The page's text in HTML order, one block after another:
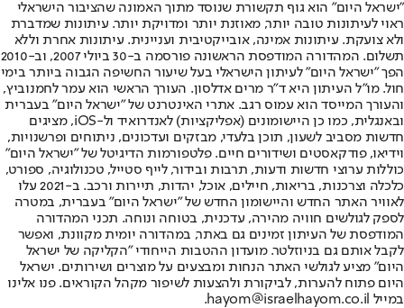
"ישראל היום" הוא גוף תקשורת שנוסד מתוך האמונה שהציבור הישראלי
ראוי לעיתונות טובה יותר, מאוזנת יותר ומדויקת יותר. עיתונות שמדברת
ולא צועקת. עיתונות אמינה, אובייקטיבית ועניינית. עיתונות אחרת וללא
תשלום. המהדורה המודפסת הראשונה פורסמה ב-30 ביולי 2007, וב-2010
הפך "ישראל היום" לעיתון הישראלי בעל שיעור החשיפה הגבוה ביותר בימי
חול. מו"ל העיתון היא ד"ר מרים אדלסון. העורך הראשי הוא עמר לחמנוביץ,
והעורך המייסד הוא עמוס רגב. אתרי האינטרנט של "ישראל היום" בעברית
ובאנגלית, כמו כן היישומונים (אפליקציות) לאנדרואיד ול-iOS, מציגים
חדשות מסביב לשעון, תוכן בלעדי, מבזקים ועדכונים, ניתוחים ופרשנויות,
וידיאו, פודקאסטים ושידורים חיים. פלטפורמות הדיגיטל של "ישראל היום"
כוללות ערוצי חדשות ודעות, תרבות ובידור, לייף סטייל, טכנולוגיה, ספורט,
כלכלה וצרכנות, בריאות, חיילים, אוכל, יהדות, תיירות ורכב. ב-2021 עלו
לאוויר האתר החדש והיישומון החדש של "ישראל היום" בעברית, במטרה
לספק לגולשים חוויה מהירה, עדכנית, בטוחה ונוחה. תכני המהדורה
המודפסת של העיתון זמינים גם באתר, במהדורה יומית מקוונת, ואפשר
לקבל אותם גם בניוזלטר. מועדון ההטבות הייחודי "הקליקה של ישראל
היום" מציע לגולשי האתר הנחות ומבצעים על מוצרים ושירותים. ישראל
היום פתוח להערות, לביקורת ולהצעות לשיפור מקהל הקוראים. פנו אלינו
במייל hayom@israelhayom.co.il.